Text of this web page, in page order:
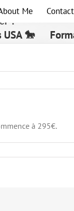
Me
USA 🐎
?
à 295€.